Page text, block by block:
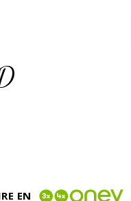
EN